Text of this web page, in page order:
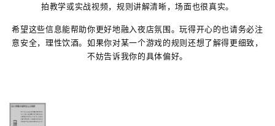
拍教学或实战视频，规则讲解清晰，场面也很真实。
希望这些信息能帮助你更好地融入夜店氛围。玩得开心的也请务必注
意安全，理性饮酒。如果你对某一个游戏的规则还想了解得更细致，
不妨告诉我你的具体偏好。